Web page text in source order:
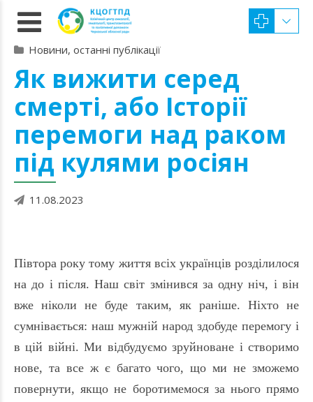
Новини, останні публікації
Як вижити серед
смерті, або Історії
перемоги над раком
під кулями росіян
11.08.2023
Півтора року тому життя всіх українців розділилося
на до і після. Наш світ змінився за одну ніч, і він
вже ніколи не буде таким, як раніше. Ніхто не
сумнівається: наш мужній народ здобуде перемогу і
в цій війні. Ми відбудуємо зруйноване і створимо
нове, та все ж є багато чого, що ми не зможемо
повернути, якщо не боротимемося за нього прямо